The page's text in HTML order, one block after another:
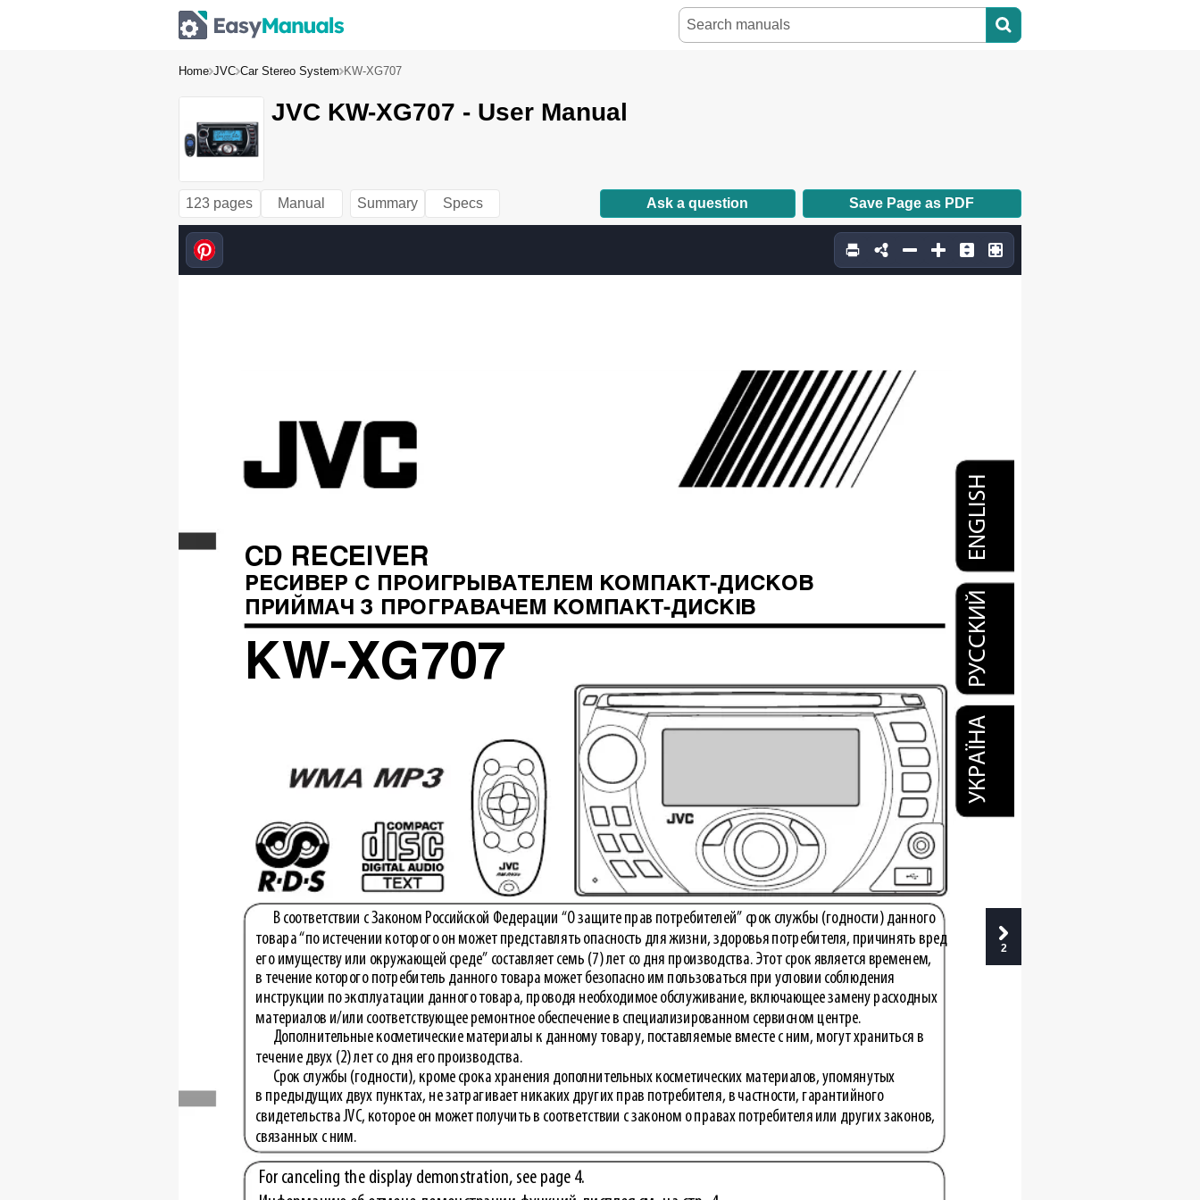
Home JVC Car Stereo System KW-XG707
JVC KW-XG707 - User Manual
123 pages Manual Summary Specs Ask a question Save Page as PDF
ENGLISH
РУCCKИЙ
УКРАЇНА
CD RECEIVER
РЕСИВЕР С ПРОИГРЫВАТЕЛЕМ КОМПАКТ-ДИСКОВ
ПРИЙМАЧ З ПРОГРАВАЧЕМ КОМПАКТ-ДИСКІВ
KW-XG707
For canceling the display demonstration, see page 4.
В соответствии с Законом Российской Федерации “О защите прав потре бителей” срок службы (годности) данного
товара “по истечении которого он может представлять опасность для жизни, здоровья потребителя, причинять вред
его имуществу или окружающей среде” составляет семь (7) лет со дня производства. Этот срок является временем,
в течение которого потребитель данного товара может безопасно им пользоваться при условии соблюдения
ин струк ции по эксплуатации данного товара, проводя необходимое обслуживание, включающее замену расходных
материалов и/или соответствующее ремонтное обеспечение в специализированном сервисном центре.
Дополнительные косметические материалы к данному товару, поставляе мые вместе с ним, могут храниться в
течение двух (2) лет со дня его производства.
Срок службы (годности), кроме срока хранения дополнительных космети ческих материалов, упомянутых
в предыдущих двух пунктах, не затрагивает никаких других прав потребителя, в частности, гарантийного
свидетельства JVC, которое он может получить в соответствии с законом о правах потребителя или других законов,
связанных с ним.
2